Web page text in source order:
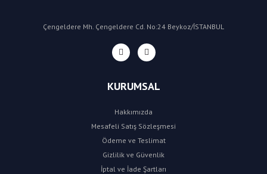
Çengeldere Mh. Çengeldere Cd. No:24 Beykoz/İSTANBUL
KURUMSAL
Hakkımızda
Mesafeli Satış Sözleşmesi
Ödeme ve Teslimat
Gizlilik ve Güvenlik
İptal ve İade Şartları